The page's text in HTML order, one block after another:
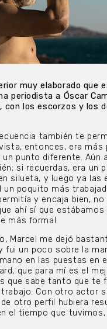
muy elaborado que
periodista a Óscar
los escorzos y los
también te
entonces, era más
un punto diferente. Aún
si recuerdas, era un
silueta, y luego ya las
un poquito más
y encaja bien, no
ahí sí que
más formal.
Marcel me dejó
fui un poco sobre la
en las puestas en
que para mí es el
que sabe tanto que te
Con otro actor
otro perfil hubiera
el tiempo que tuvimos,